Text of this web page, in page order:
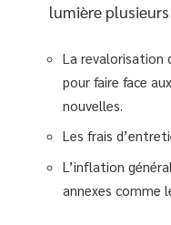
lumière
La revalorisation
pour faire face
nouvelles.
Les frais
L’inflation
annexes comme